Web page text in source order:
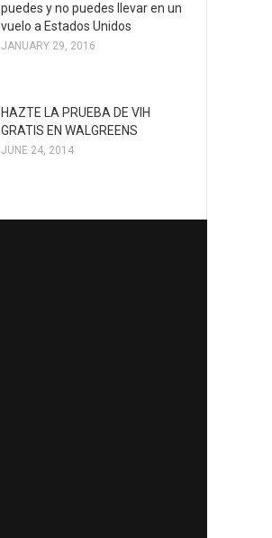
puedes y no puedes llevar en un
vuelo a Estados Unidos
JANUARY 29, 2016
HAZTE LA PRUEBA DE VIH
GRATIS EN WALGREENS
JUNE 24, 2014